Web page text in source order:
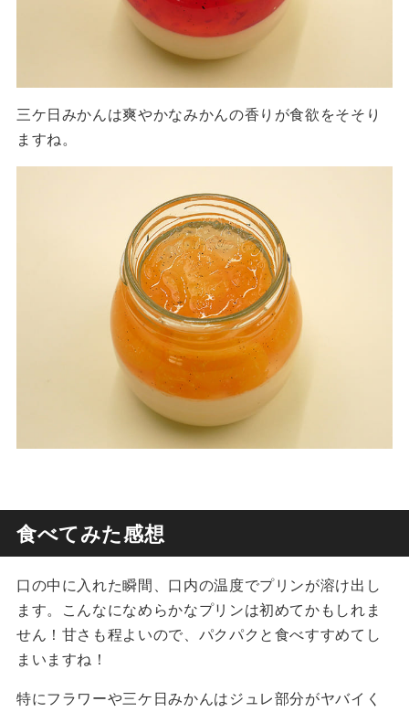
三ケ日みかんは爽やかなみかんの香りが食欲をそそり
ますね。
食べてみた感想
口の中に入れた瞬間、口内の温度でプリンが溶け出し
ます。こんなになめらかなプリンは初めてかもしれま
せん！甘さも程よいので、パクパクと食べすすめてし
まいますね！
特にフラワーや三ケ日みかんはジュレ部分がヤバイく